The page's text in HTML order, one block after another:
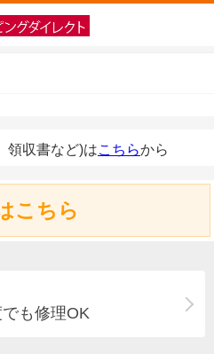
領収書など)はこちらから
こちら
も修理OK